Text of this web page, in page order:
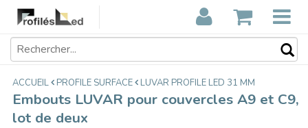
Embouts LUVAR pour couvercles A9
et C9, lot de deux
€3,75
ACCUEIL PROFILE SURFACE LUVAR PROFILE LED 31 MM
Embouts LUVAR pour couvercles A9 et C9,
lot de deux